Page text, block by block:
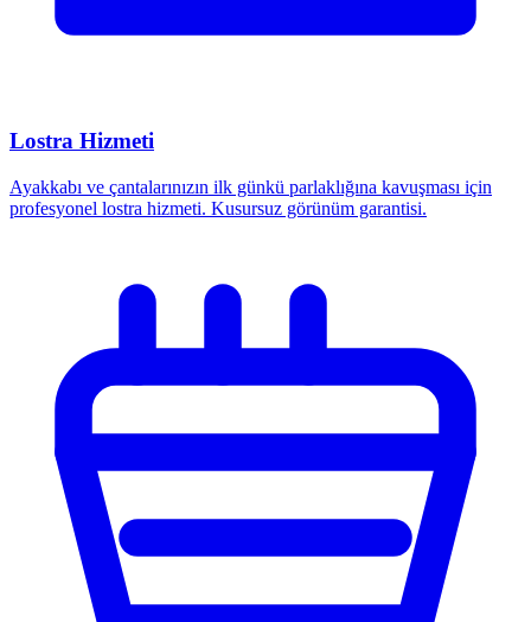
Lostra Hizmeti
Ayakkabı ve çantalarınızın ilk günkü parlaklığına kavuşması için
profesyonel lostra hizmeti. Kusursuz görünüm garantisi.